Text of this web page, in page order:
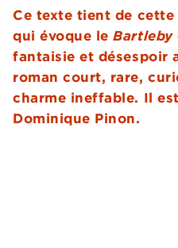
Ce texte tient de
qui évoque leBartleby
fantaisie et désespoir
roman court, rare,
charme ineffable. Il
Dominique Pinon.